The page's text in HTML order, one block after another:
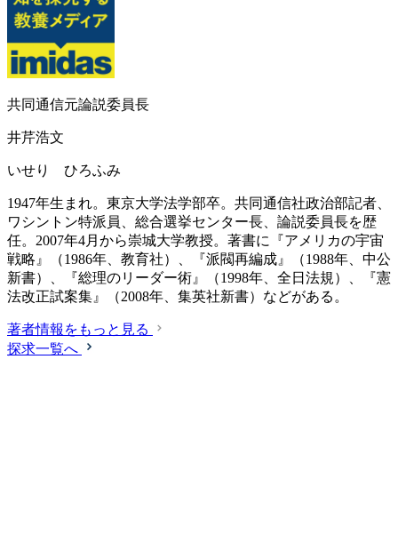
共同通信元論説委員長
井芹浩文
いせり ひろふみ
1947年生まれ。東京大学法学部卒。共同通信社政治部記者、
ワシントン特派員、総合選挙センター長、論説委員長を歴
任。2007年4月から崇城大学教授。著書に『アメリカの宇宙
戦略』（1986年、教育社）、『派閥再編成』（1988年、中公
新書）、『総理のリーダー術』（1998年、全日法規）、『憲
法改正試案集』（2008年、集英社新書）などがある。
著者情報をもっと見る
探求一覧へ